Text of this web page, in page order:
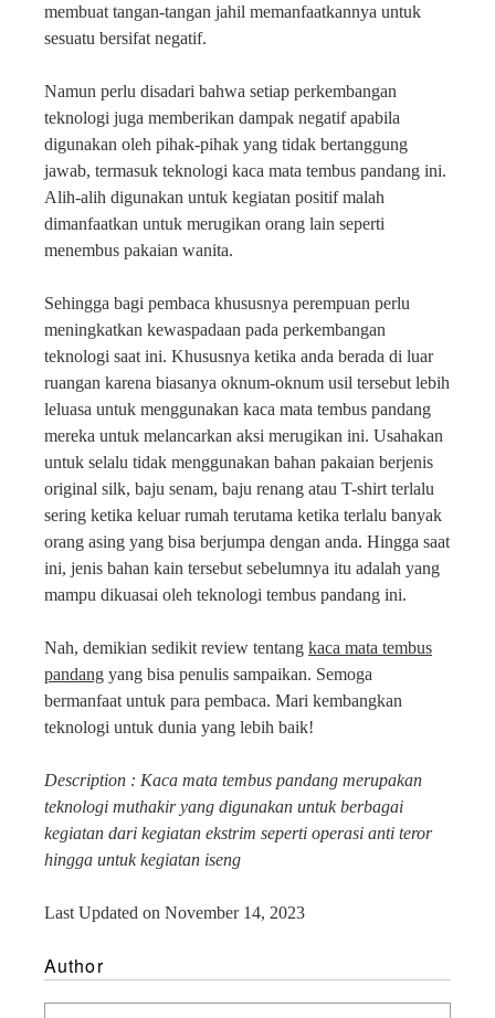
membuat tangan-tangan jahil memanfaatkannya untuk
sesuatu bersifat negatif.
Namun perlu disadari bahwa setiap perkembangan
teknologi juga memberikan dampak negatif apabila
digunakan oleh pihak-pihak yang tidak bertanggung
jawab, termasuk teknologi kaca mata tembus pandang ini.
Alih-alih digunakan untuk kegiatan positif malah
dimanfaatkan untuk merugikan orang lain seperti
menembus pakaian wanita.
Sehingga bagi pembaca khususnya perempuan perlu
meningkatkan kewaspadaan pada perkembangan
teknologi saat ini. Khususnya ketika anda berada di luar
ruangan karena biasanya oknum-oknum usil tersebut lebih
leluasa untuk menggunakan kaca mata tembus pandang
mereka untuk melancarkan aksi merugikan ini. Usahakan
untuk selalu tidak menggunakan bahan pakaian berjenis
original silk, baju senam, baju renang atau T-shirt terlalu
sering ketika keluar rumah terutama ketika terlalu banyak
orang asing yang bisa berjumpa dengan anda. Hingga saat
ini, jenis bahan kain tersebut sebelumnya itu adalah yang
mampu dikuasai oleh teknologi tembus pandang ini.
Nah, demikian sedikit review tentang kaca mata tembus
pandang yang bisa penulis sampaikan. Semoga
bermanfaat untuk para pembaca. Mari kembangkan
teknologi untuk dunia yang lebih baik!
Description : Kaca mata tembus pandang merupakan
teknologi muthakir yang digunakan untuk berbagai
kegiatan dari kegiatan ekstrim seperti operasi anti teror
hingga untuk kegiatan iseng
Last Updated on November 14, 2023
Author